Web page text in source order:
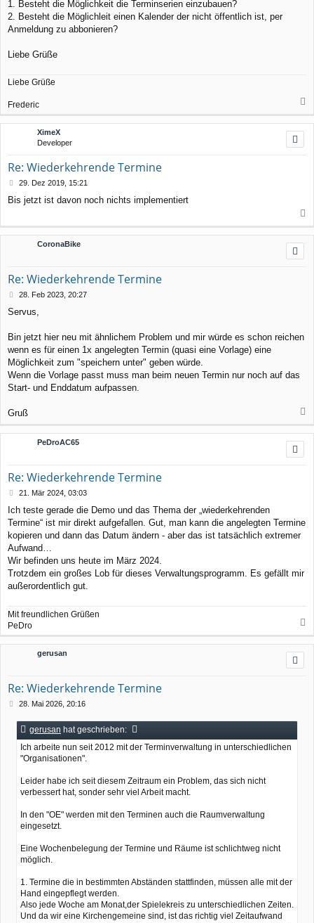
a
1. Besteht die Möglichkeit die Terminserien einzubauen?
2. Besteht die Möglichleit einen Kalender der nicht öffentlich ist, per
Anmeldung zu abbonieren?
Liebe Grüße
Liebe Grüße
Frederic
c
XimeX
Developer
Re: Wiederkehrende Termine
B
i
r
a
29. Dez 2019, 15:21
Bis jetzt ist davon noch nichts implementiert
a
c
CoronaBike
Re: Wiederkehrende Termine
B
i
r
a
g
28. Feb 2023, 20:27
Servus,
Bin jetzt hier neu mit ähnlichem Problem und mir würde es schon reichen
wenn es für einen 1x angelegten Termin (quasi eine Vorlage) eine
Möglichkeit zum "speichern unter" geben würde.
Wenn die Vorlage passt muss man beim neuen Termin nur noch auf das
Start- und Enddatum aufpassen.
Gruß
c
PeDroAC65
Re: Wiederkehrende Termine
B
i
t
r
a
g
21. Mär 2024, 03:03
Ich teste gerade die Demo und das Thema der „wiederkehrenden
Termine“ ist mir direkt aufgefallen. Gut, man kann die angelegten Termine
kopieren und dann das Datum ändern - aber das ist tatsächlich extremer
Aufwand…
Wir befinden uns heute im März 2024.
Trotzdem ein großes Lob für dieses Verwaltungsprogramm. Es gefällt mir
außerordentlich gut.
Mit freundlichen Grüßen
PeDro
a
c
gerusan
Re: Wiederkehrende Termine
B
i
28. Mai 2026, 20:16
gerusan hat geschrieben:
Ich arbeite nun seit 2012 mit der Terminverwaltung in unterschiedlichen
"Organisationen".
Leider habe ich seit diesem Zeitraum ein Problem, das sich nicht
verbessert hat, sonder sehr viel Arbeit macht.
In den "OE" werden mit den Terminen auch die Raumverwaltung
eingesetzt.
Eine Wochenbelegung der Termine und Räume ist schlichtweg nicht
möglich.
1. Termine die in bestimmten Abständen stattfinden, müssen alle mit der
Hand eingepflegt werden.
Also jede Woche am Monat,der Spielekreis zu unterschiedlichen Zeiten.
Und da wir eine Kirchengemeine sind, ist das richtig viel Zeitaufwand